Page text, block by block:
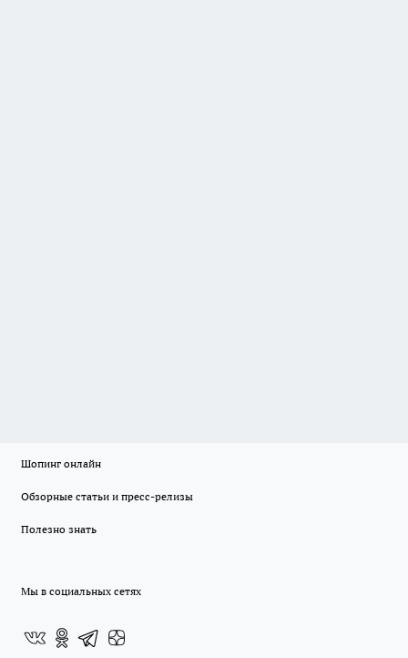
Шопинг онлайн
Обзорные статьи и пресс-релизы
Полезно знать
Мы в социальных сетях